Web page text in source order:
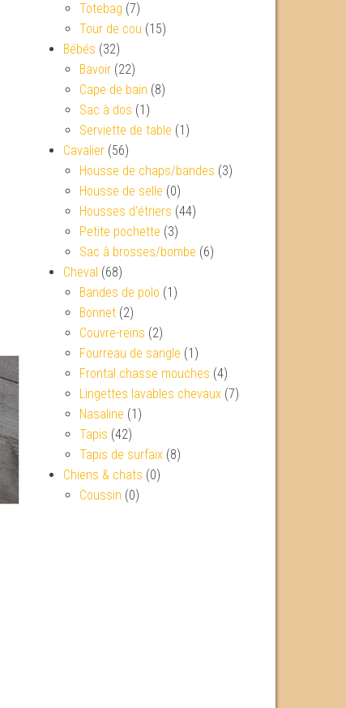
Totebag (7)
Tour de cou (15)
Bébés (32)
Bavoir (22)
Cape de bain (8)
Sac à dos (1)
Serviette de table (1)
Cavalier (56)
Housse de chaps/bandes (3)
Housse de selle (0)
Housses d’étriers (44)
Petite pochette (3)
Sac à brosses/bombe (6)
Cheval (68)
Bandes de polo (1)
Bonnet (2)
Couvre-reins (2)
Fourreau de sangle (1)
Frontal chasse mouches (4)
Lingettes lavables chevaux (7)
Nasaline (1)
Tapis (42)
Tapis de surfaix (8)
Chiens & chats (0)
Coussin (0)